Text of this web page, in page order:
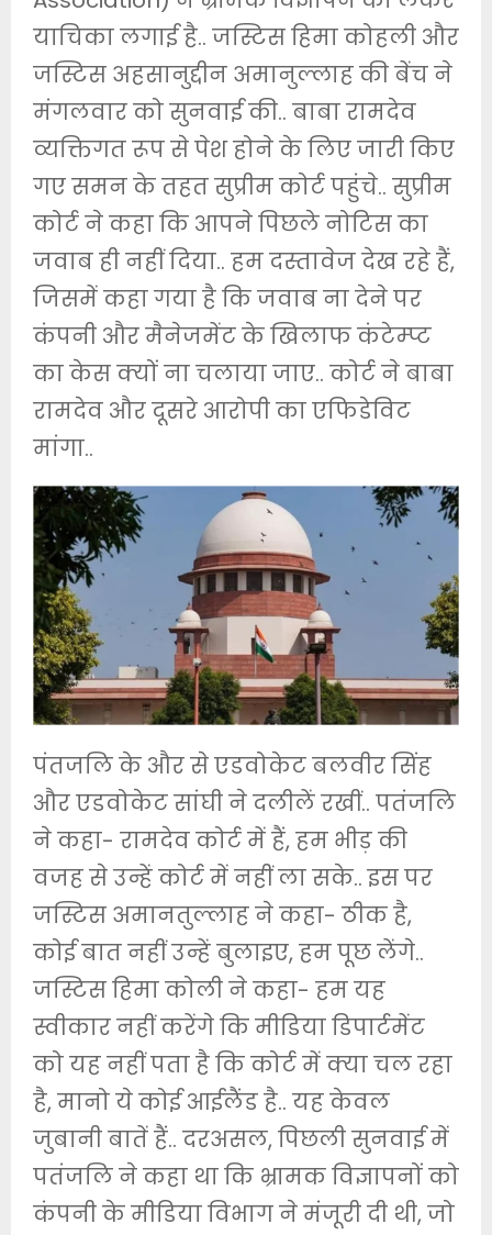
याचिका लगाई है.. जस्टिस हिमा कोहली और
जस्टिस अहसानुद्दीन अमानुल्लाह की बेंच ने
मंगलवार को सुनवाई की.. बाबा रामदेव
व्यक्तिगत रूप से पेश होने के लिए जारी किए
गए समन के तहत सुप्रीम कोर्ट पहुंचे.. सुप्रीम
कोर्ट ने कहा कि आपने पिछले नोटिस का
जवाब ही नहीं दिया.. हम दस्तावेज देख रहे हैं,
जिसमें कहा गया है कि जवाब ना देने पर
कंपनी और मैनेजमेंट के खिलाफ कंटेम्प्ट
का केस क्यों ना चलाया जाए.. कोर्ट ने बाबा
रामदेव और दूसरे आरोपी का एफिडेविट
मांगा..
पंतजलि के और से एडवोकेट बलवीर सिंह
और एडवोकेट सांघी ने दलीलें रखीं.. पतंजलि
ने कहा- रामदेव कोर्ट में हैं, हम भीड़ की
वजह से उन्हें कोर्ट में नहीं ला सके.. इस पर
जस्टिस अमानतुल्लाह ने कहा- ठीक है,
कोई बात नहीं उन्हें बुलाइए, हम पूछ लेंगे..
जस्टिस हिमा कोली ने कहा- हम यह
स्वीकार नहीं करेंगे कि मीडिया डिपार्टमेंट
को यह नहीं पता है कि कोर्ट में क्या चल रहा
है, मानो ये कोई आईलैंड है.. यह केवल
जुबानी बातें हैं.. दरअसल, पिछली सुनवाई में
पतंजलि ने कहा था कि भ्रामक विज्ञापनों को
कंपनी के मीडिया विभाग ने मंजूरी दी थी, जो